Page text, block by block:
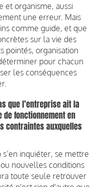
et organisme, aussi
une erreur. Mais
comme guide, et que
sur la vie des
pointés, organisation
pour chacun
les conséquences
que l’entreprise ait la
fonctionnement en
contraintes auxquelles
inquiéter, se mettre
nouvelles conditions
toute seule retrouver